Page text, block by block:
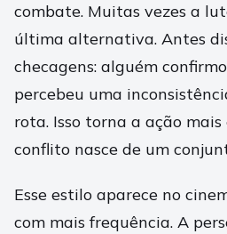
combate. Muitas vezes a
última alternativa. Antes
checagens: alguém
percebeu uma
rota. Isso torna a ação
conflito nasce de um
Esse estilo aparece no
com mais frequência. A